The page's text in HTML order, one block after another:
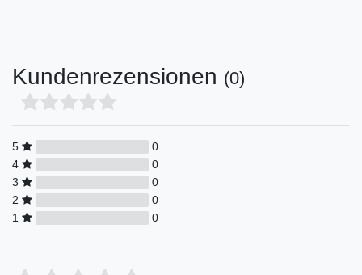
Kundenrezensionen (0)
5
0
4
0
3
0
2
0
1
0
Bewertungssterne